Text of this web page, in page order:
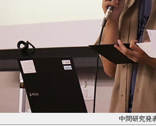
中間研究発